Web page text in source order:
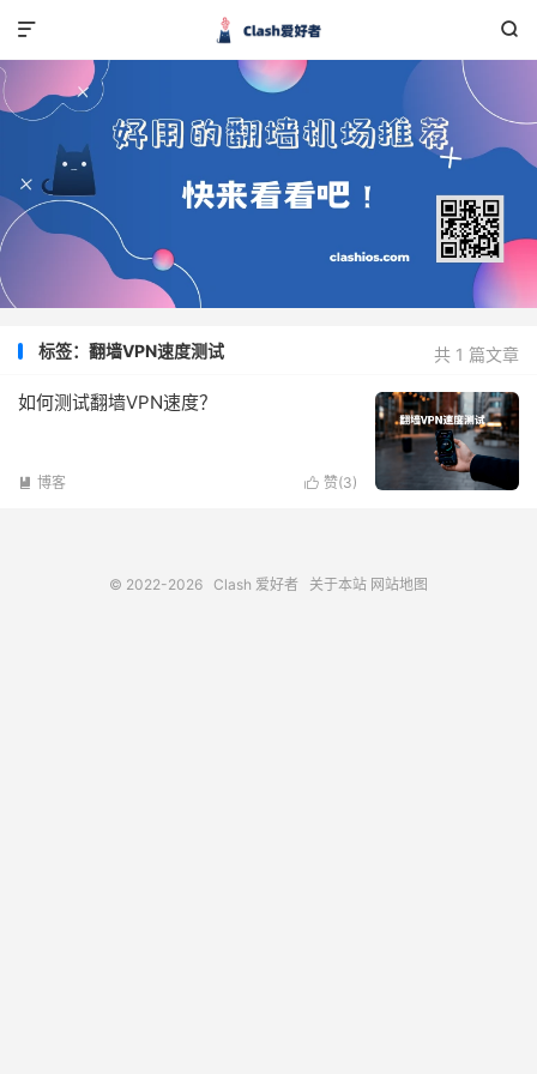


共 1 篇文章
标签：翻墙VPN速度测试
如何测试翻墙VPN速度？
 赞(3)
 博客
© 2022-2026 Clash 爱好者 关于本站 网站地图